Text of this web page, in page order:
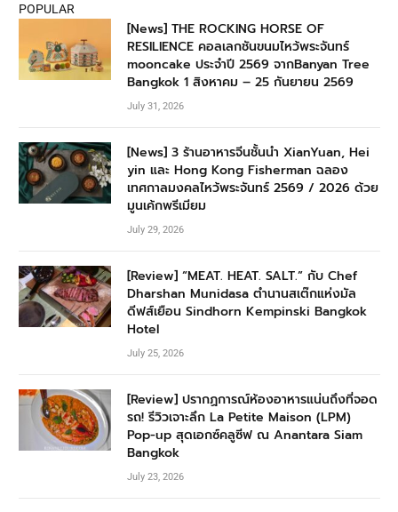
POPULAR
[News] THE ROCKING HORSE OF
RESILIENCE คอลเลกชันขนมไหว้พระจันทร์
mooncake ประจำปี 2569 จากBanyan Tree
Bangkok 1 สิงหาคม – 25 กันยายน 2569
July 31, 2026
[News] 3 ร้านอาหารจีนชั้นนำ XianYuan, Hei
yin และ Hong Kong Fisherman ฉลอง
เทศกาลมงคลไหว้พระจันทร์ 2569 / 2026 ด้วย
มูนเค้กพรีเมียม
July 29, 2026
[Review] “MEAT. HEAT. SALT.” กับ Chef
Dharshan Munidasa ตำนานสเต๊กแห่งมัล
ดีฟส์เยือน Sindhorn Kempinski Bangkok
Hotel
July 25, 2026
[Review] ปรากฏการณ์ห้องอาหารแน่นถึงที่จอด
รถ! รีวิวเจาะลึก La Petite Maison (LPM)
Pop-up สุดเอกซ์คลูซีฟ ณ Anantara Siam
Bangkok
July 23, 2026